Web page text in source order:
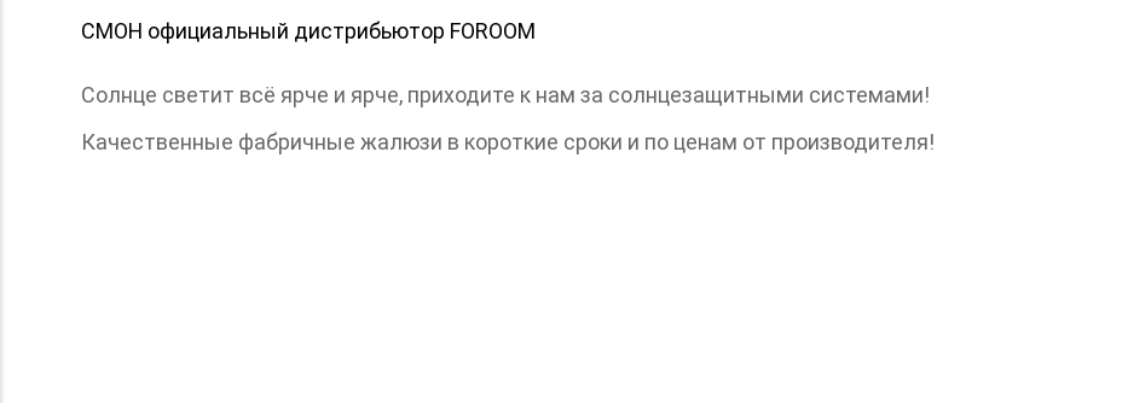
СМОН официальный дистрибьютор FOROOM
Солнце светит всё ярче и ярче, приходите к нам за солнцезащитными системами!
Качественные фабричные жалюзи в короткие сроки и по ценам от производителя!